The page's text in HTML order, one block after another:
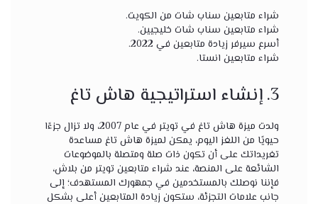
شراء متابعين سناب شات من الكويت.
شراء متابعين سناب شات خليجيين.
أسرع سيرفر زيادة متابعين في 2022
.
شراء متابعين انستا.
3. إنشاء استراتيجية هاش تاغ
ولدت ميزة هاش تاغ في تويتر في عام 2007، ولا تزال جزءًا
حيويًا من اللغز اليوم، يمكن لميزة هاش تاغ مساعدة
تغريداتك على أن تكون ذات صلة ومتصلة بالموضوعات
الشائعة على المنصة، عند شراء متابعين تويتر من بلاش،
فإننا نوصلك بالمستخدمين في جمهورك المستهدف؛ إلى
جانب علامات التجزئة، ستكون زيادة المتابعين أعلى بشكل